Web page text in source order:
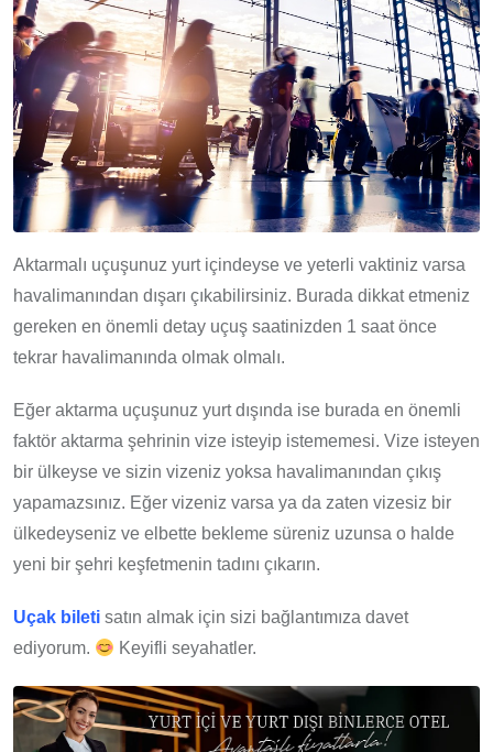
Aktarmalı uçuşunuz yurt içindeyse ve yeterli vaktiniz varsa
havalimanından dışarı çıkabilirsiniz. Burada dikkat etmeniz
gereken en önemli detay uçuş saatinizden 1 saat önce
tekrar havalimanında olmak olmalı.
Eğer aktarma uçuşunuz yurt dışında ise burada en önemli
faktör aktarma şehrinin vize isteyip istememesi. Vize isteyen
bir ülkeyse ve sizin vizeniz yoksa havalimanından çıkış
yapamazsınız. Eğer vizeniz varsa ya da zaten vizesiz bir
ülkedeyseniz ve elbette bekleme süreniz uzunsa o halde
yeni bir şehri keşfetmenin tadını çıkarın.
Uçak bileti satın almak için sizi bağlantımıza davet
ediyorum.
Keyifli seyahatler.